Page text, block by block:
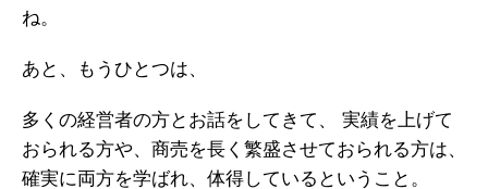
ね。
あと、もうひとつは、
多くの経営者の方とお話をしてきて、
実績を上げて
おられる方や、商売を長く繁盛させておられる方は、
確実に両方を学ばれ、体得しているということ。